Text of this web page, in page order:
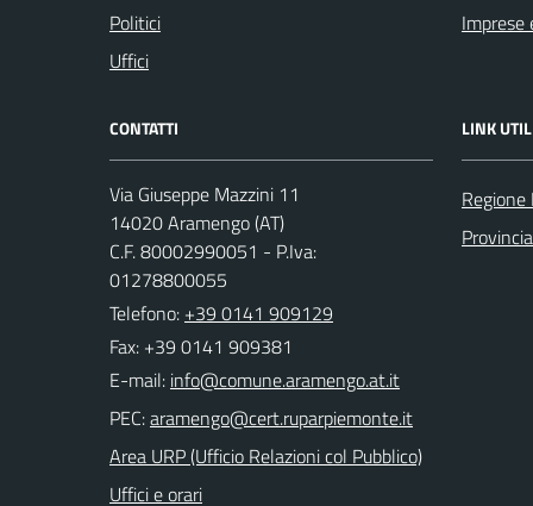
Politici
Uffici
Imprese
CONTATTI
Via Giuseppe Mazzini 11
14020 Aramengo (AT)
C.F. 80002990051 - P.Iva:
01278800055
Telefono: +39 0141 909129
Fax: +39 0141 909381
E-mail:
PEC:
Area URP (Ufficio Relazioni col Pubblico)
Uffici e orari
LINK